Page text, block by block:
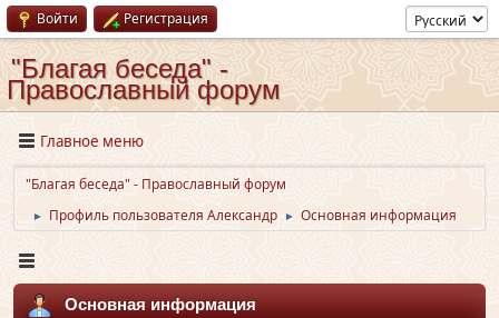
Войти Регистрация
"Благая беседа" -
Православный форум
Главное меню
"Благая беседа" - Православный форум
► Профиль пользователя Александр ► Основная информация
Основная информация